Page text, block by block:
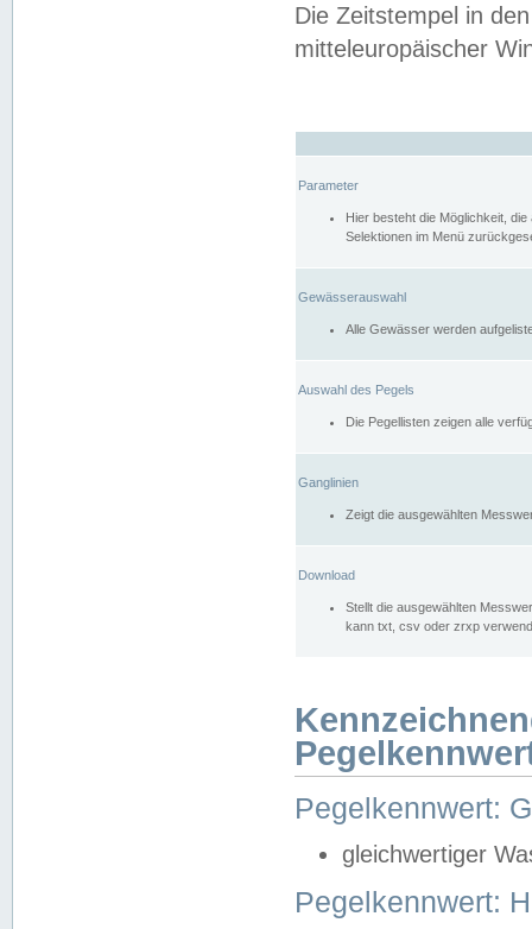
Die Zeitstempel in
mitteleuropäischer
Parameter
Hier besteht die Möglichkeit,
Selektionen im Menü
Gewässerauswahl
Alle Gewässer werden
Auswahl des Pegels
Die Pegellisten zeigen alle
Ganglinien
Zeigt die ausgewählten
Download
Stellt die ausgewählten
kann txt, csv oder zrxp
Pegelkennwert:
gleichwertiger
Pegelkennwert: